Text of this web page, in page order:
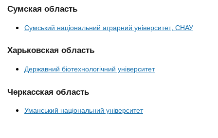
Сумская область
Сумський національний аграрний університет, СНАУ
Харьковская область
Державний біотехнологічний університет
Черкасская область
Уманський національний університет